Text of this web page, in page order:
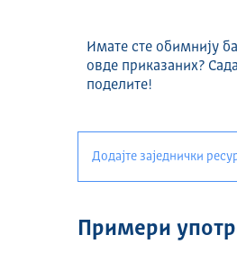
Имате сте обимнију
овде приказаних?
поделите!
Додајте заједнички
Примери